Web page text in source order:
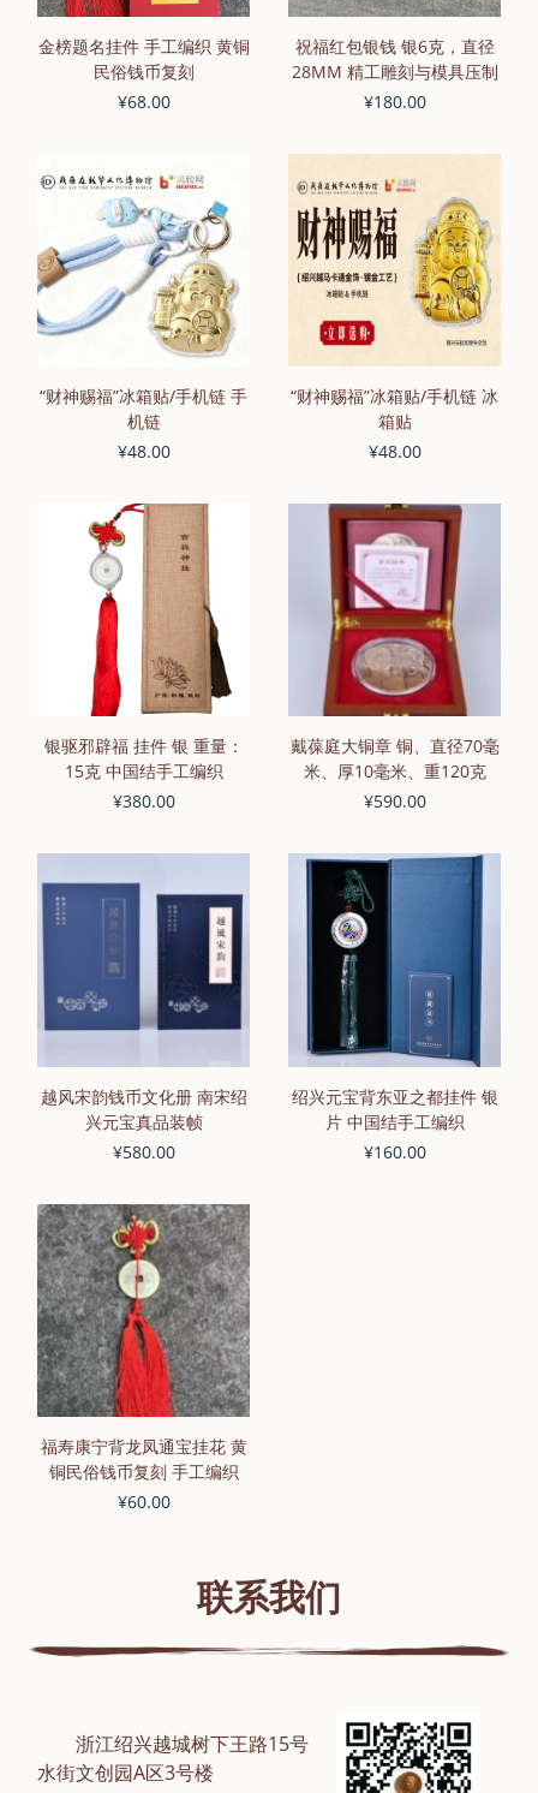
金榜题名挂件 手工编织 黄铜
民俗钱币复刻
¥68.00
祝福红包银钱 银6克，直径
28MM 精工雕刻与模具压制
¥180.00
“财神赐福”冰箱贴/手机链 手
机链
¥48.00
“财神赐福”冰箱贴/手机链 冰
箱贴
¥48.00
银驱邪辟福 挂件 银 重量：
15克 中国结手工编织
¥380.00
戴葆庭大铜章 铜、直径70毫
米、厚10毫米、重120克
¥590.00
越风宋韵钱币文化册 南宋绍
兴元宝真品装帧
¥580.00
绍兴元宝背东亚之都挂件 银
片 中国结手工编织
¥160.00
福寿康宁背龙凤通宝挂花 黄
铜民俗钱币复刻 手工编织
¥60.00
联系我们
浙江绍兴越城树下王路15号
水街文创园A区3号楼